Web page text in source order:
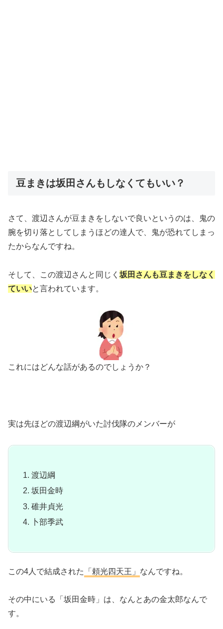
豆まきは坂田さんもしなくてもいい？
さて、渡辺さんが豆まきをしないで良いというのは、鬼の
腕を切り落としてしまうほどの達人で、鬼が恐れてしまっ
たからなんですね。
そして、この渡辺さんと同じく 坂田さんも豆まきをしなく
ていいと言われています。
これにはどんな話があるのでしょうか？
実は先ほどの渡辺綱がいた討伐隊のメンバーが
渡辺綱
坂田金時
碓井貞光
卜部季武
この4人で結成された 「頼光四天王」 なんですね。
その中にいる「坂田金時」は、なんとあの金太郎なんで
す。